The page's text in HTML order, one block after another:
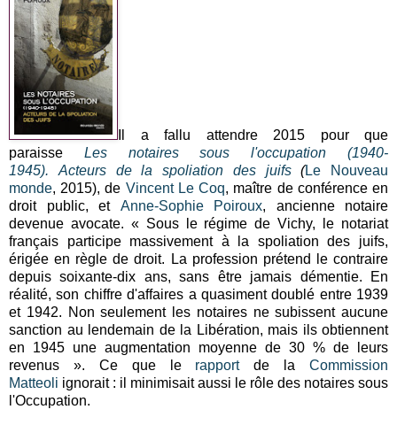
Il a fallu attendre 2015 pour que
paraisse Les notaires sous l'occupation (1940-
1945). Acteurs de la spoliation des juifs(Le Nouveau
monde, 2015), de Vincent Le Coq, maître de conférence en
droit public, et Anne-Sophie Poiroux, ancienne notaire
devenue avocate. « Sous le régime de Vichy, le notariat
français participe massivement à la spoliation des juifs,
érigée en règle de droit. La profession prétend le contraire
depuis soixante-dix ans, sans être jamais démentie. En
réalité, son chiffre d'affaires a quasiment doublé entre 1939
et 1942. Non seulement les notaires ne subissent aucune
sanction au lendemain de la Libération, mais ils obtiennent
en 1945 une augmentation moyenne de 30 % de leurs
revenus ». Ce que le rapportde la Commission
Matteoli ignorait : il minimisait aussi le rôle des notaires sous
l'Occupation.